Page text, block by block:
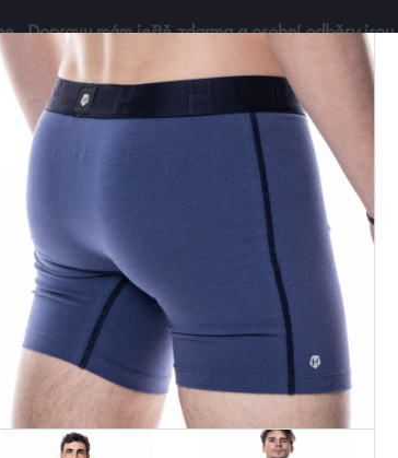
. Dopravu mám ještě zdarma a osobní odběry
filtry, rychleji si vyberete..